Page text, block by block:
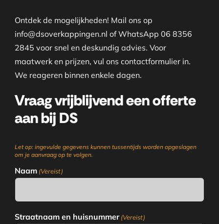
Ontdek de mogelijkheden! Mail ons op
info@dsoverkappingen.nl of WhatsApp 06 8356
2845 voor snel en deskundig advies. Voor
maatwerk en prijzen, vul ons contactformulier in.
We reageren binnen enkele dagen.
Vraag vrijblijvend een offerte
aan bij DS
Let op: ingevulde gegevens kunnen tussentijds worden opgeslagen
om je aanvraag op te volgen.
Naam (Vereist)
Straatnaam en huisnummer (Vereist)